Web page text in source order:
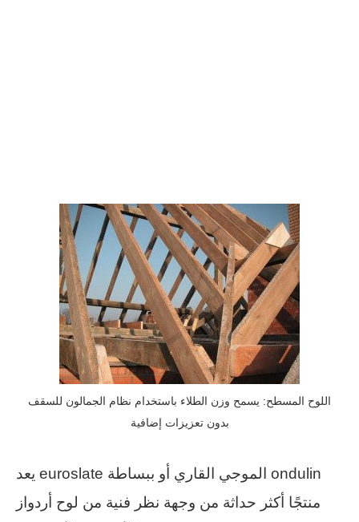
اللوح المسطح: يسمح وزن الطلاء باستخدام نظام الجمالون للسقف
بدون تعزيزات إضافية
يعد euroslate الموجي القاري أو ببساطة ondulin
منتجًا أكثر حداثة من وجهة نظر فنية من لوح أردواز